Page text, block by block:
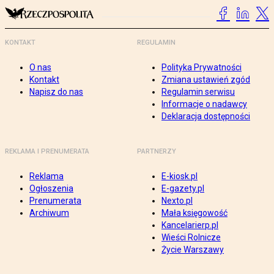
KONTAKT
O nas
Kontakt
Napisz do nas
REGULAMIN
Polityka Prywatności
Zmiana ustawień zgód
Regulamin serwisu
Informacje o nadawcy
Deklaracja dostępności
REKLAMA I PRENUMERATA
Reklama
Ogłoszenia
Prenumerata
Archiwum
PARTNERZY
E-kiosk.pl
E-gazety.pl
Nexto.pl
Mała księgowość
Kancelarierp.pl
Wieści Rolnicze
Życie Warszawy